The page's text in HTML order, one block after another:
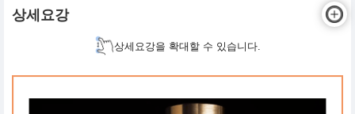
상세요강
상세요강을 확대할 수 있습니다.